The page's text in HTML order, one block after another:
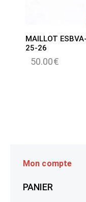
MAILLOT
25-26
50.00€
Mon compte
PANIER